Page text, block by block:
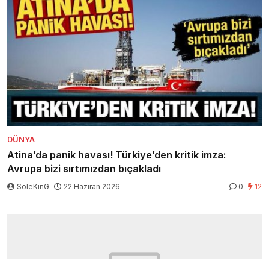
DÜNYA
Atina’da panik havası! Türkiye’den kritik imza:
Avrupa bizi sırtımızdan bıçakladı
SoleKinG 22 Haziran 2026 0 12